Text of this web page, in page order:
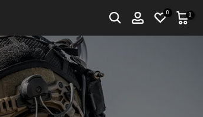
0 0